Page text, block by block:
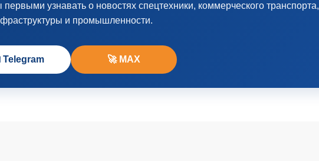
узнавать о новостях спецтехники, коммерческого транспорта,
и промышленности.
Telegram 🚀 MAX